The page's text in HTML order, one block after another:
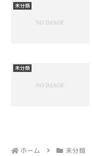
未分類
未分類
ホーム 未分類